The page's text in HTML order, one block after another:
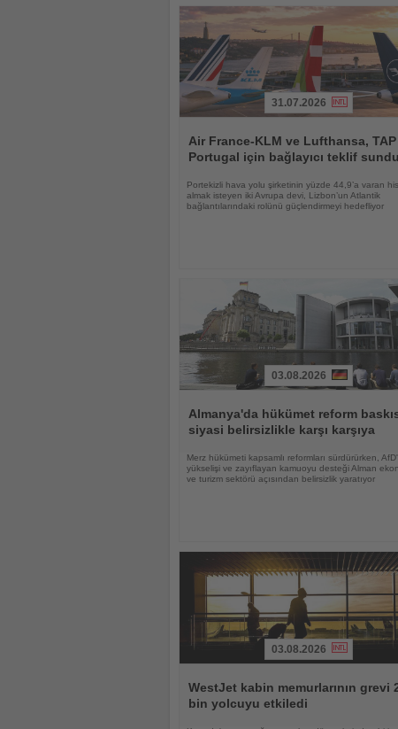
Oku
31.07.2026
Air France-KLM ve Lufthansa,
Portugal için bağlayıcı teklif sundu
Portekizli hava yolu şirketinin yüzde 44,9’a varan
almak isteyen iki Avrupa devi, Lizbon’un Atlantik
bağlantılarındaki rolünü güçlendirmeyi hedefliyor
Oku
03.08.2026
Almanya'da hükümet reform
siyasi belirsizlikle karşı karşıya
Merz hükümeti kapsamlı reformları sürdürürken,
yükselişi ve zayıflayan kamuoyu desteği Alman
ve turizm sektörü açısından belirsizlik yaratıyor
Oku
03.08.2026
WestJet kabin memurlarının grevi
bin yolcuyu etkiledi